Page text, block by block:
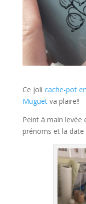
Ce joli cache-pot
Muguetva plaire!!
Peint à main levée
prénoms et la date